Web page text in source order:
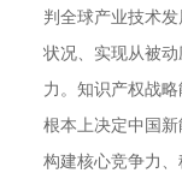
判全球产业技术
状况、实现从被
力。知识产权战
根本上决定中国
构建核心竞争力